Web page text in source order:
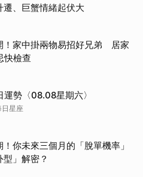
遷、巨蟹情緒起伏大
！家中掛兩物易招好兄弟 居家
快檢查
運勢〈08.08星期六〉
星座
你未來三個月的「脫單機率」
」解密？